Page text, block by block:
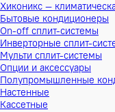
Хиконикс —
Бытовые кондиционеры
On-off сплит-системы
Инверторные сплит-
Мульти сплит-системы
Опции и аксессуары
Полупромышленные
Настенные